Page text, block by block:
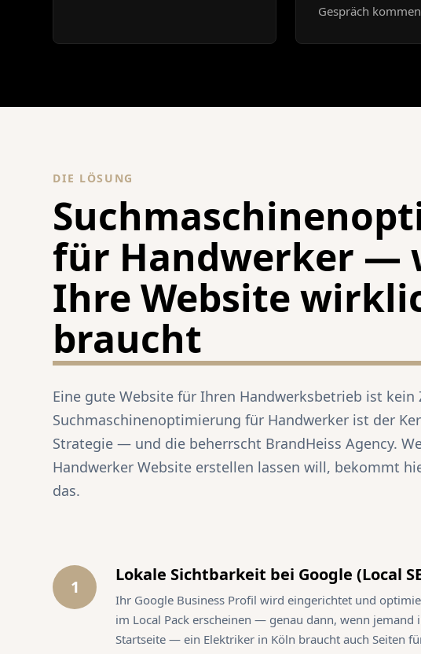
Gespräch
DIE LÖSUNG
für Handwerker —
Ihre Website
braucht
Eine gute Website für Ihren Handwerksbetrieb ist kein
Suchmaschinenoptimierung für Handwerker ist der
Strategie — und die beherrscht BrandHeiss Agency.
Handwerker Website erstellen lassen will, bekommt
das.
1
Lokale Sichtbarkeit bei Google (Local
Ihr Google Business Profil wird eingerichtet und
im Local Pack erscheinen — genau dann, wenn
Startseite — ein Elektriker in Köln braucht auch Seiten